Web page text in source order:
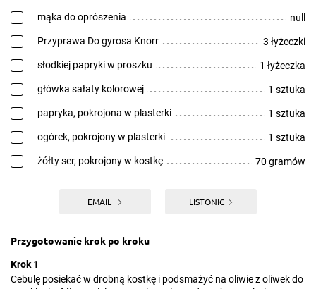
mąka do oprószenia null
Przyprawa Do gyrosa Knorr 3 łyżeczki
słodkiej papryki w proszku 1 łyżeczka
główka sałaty kolorowej 1 sztuka
papryka, pokrojona w plasterki 1 sztuka
ogórek, pokrojony w plasterki 1 sztuka
żółty ser, pokrojony w kostkę 70 gramów
EMAIL LISTONIC
Przygotowanie krok po kroku
Krok 1
Cebulę posiekać w drobną kostkę i podsmażyć na oliwie z oliwek do